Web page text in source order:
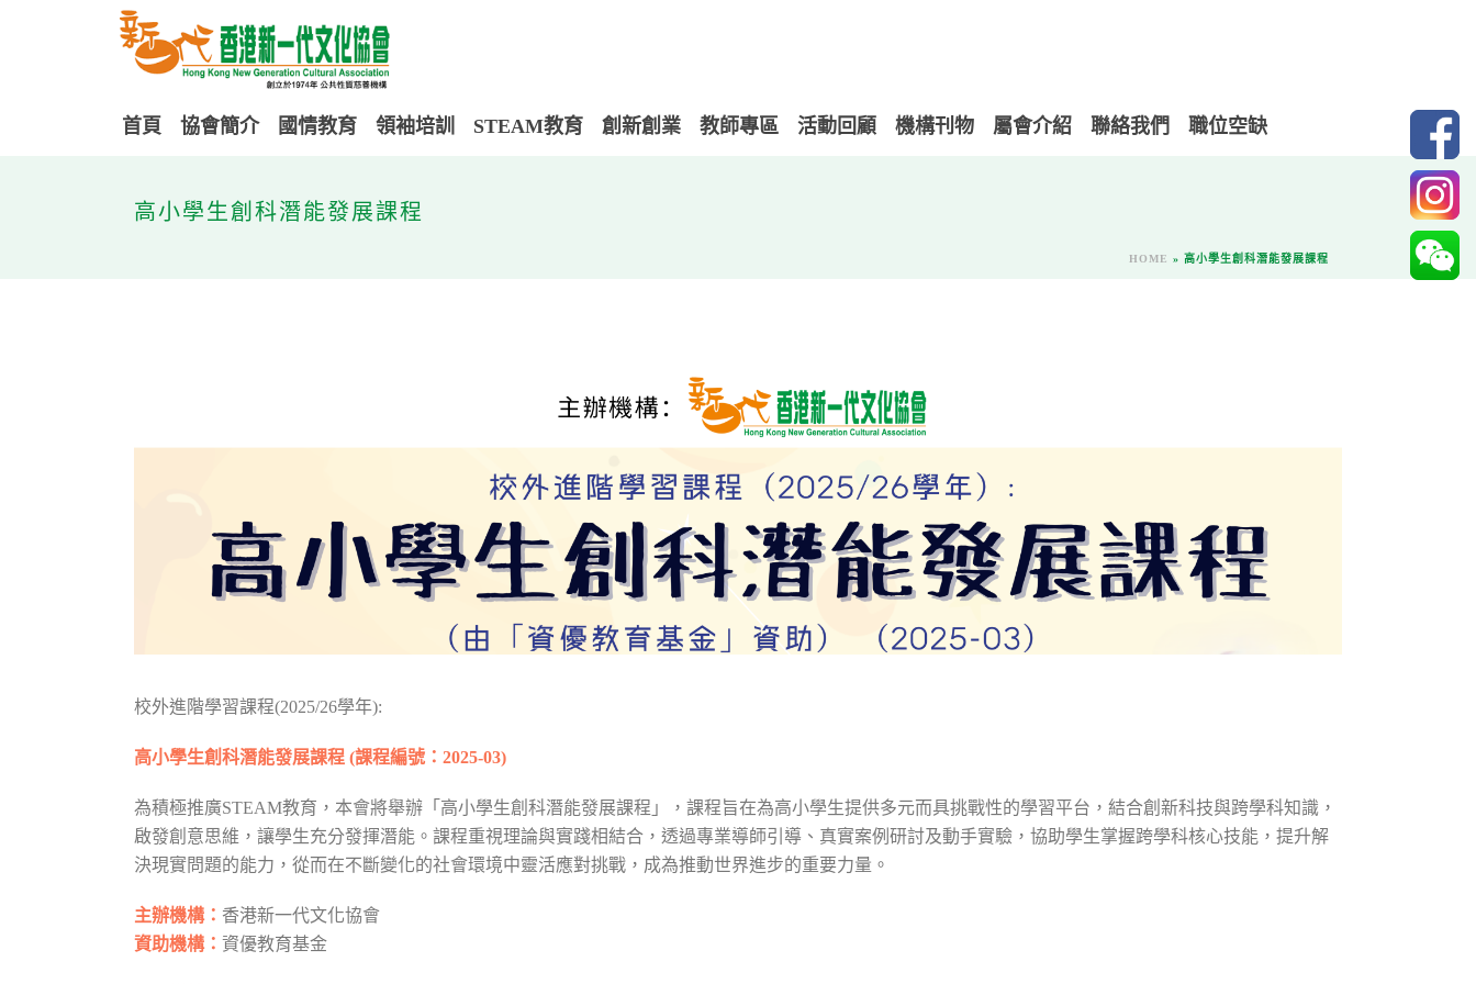
首頁 協會簡介 國情教育 領袖培訓 STEAM教育 創新創業 教師專區 活動回顧 機構刊物 屬會介紹 聯絡我們 職位空缺
高小學生創科潛能發展課程
HOME » 高小學生創科潛能發展課程
校外進階學習課程(2025/26學年):
高小學生創科潛能發展課程 (課程編號：2025-03)
為積極推廣STEAM教育，本會將舉辦「高小學生創科潛能發展課程」，課程旨在為高小學生提供多元而具挑戰性的學習平台，結合創新科技與跨學科知識，
啟發創意思維，讓學生充分發揮潛能。課程重視理論與實踐相結合，透過專業導師引導、真實案例研討及動手實驗，協助學生掌握跨學科核心技能，提升解
決現實問題的能力，從而在不斷變化的社會環境中靈活應對挑戰，成為推動世界進步的重要力量。
主辦機構： 香港新一代文化協會
資助機構： 資優教育基金